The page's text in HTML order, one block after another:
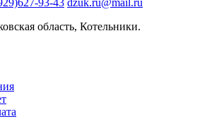
область, Котельники.